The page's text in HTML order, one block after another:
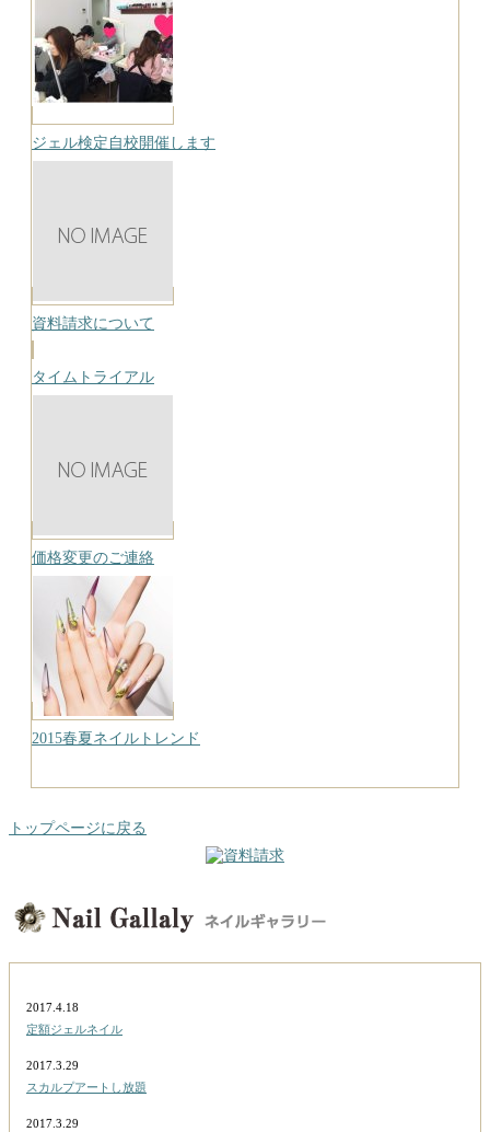
ジェル検定自校開催します
資料請求について
タイムトライアル
価格変更のご連絡
2015春夏ネイルトレンド
トップページに戻る
2017.4.18
定額ジェルネイル
2017.3.29
スカルプアートし放題
2017.3.29